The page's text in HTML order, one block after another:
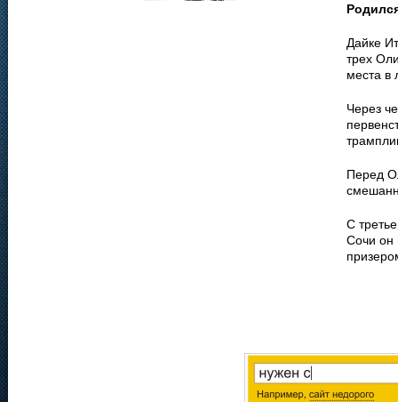
Дайке
трех
места в
Через
Перед
С
Сочи он